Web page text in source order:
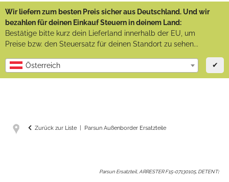
Wir liefern zum besten Preis sicher aus Deutschland. Und wir
bezahlen für deinen Einkauf Steuern in deinem Land:
Bestätige bitte kurz dein Lieferland innerhalb der EU, um
Preise bzw. den Steuersatz für deinen Standort zu sehen...
Österreich ✔
Zurück zur Liste Parsun Außenborder Ersatzteile
Parsun Ersatzteil, ARRESTER F15-07130105, DETENT: